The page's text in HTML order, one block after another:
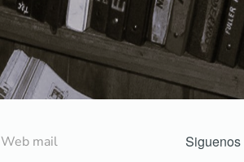
Web mail Siguenos